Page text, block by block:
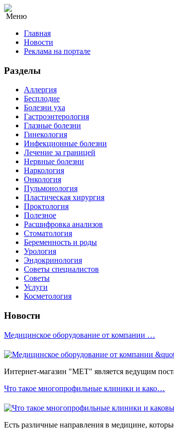
Меню
Главная
Новости
Реклама на портале
Разделы
Аллергия
Бесплодие
Болезни уха
Гастроэнтерология
Глазные болезни
Гинекология
Инфекционные болезни
Лечение за границей
Нервные болезни
Наркология
Онкология
Пульмонология
Пластическая хирургия
Проктология
Полезное
Расшифровка анализов
Стоматология
Беременность и роды
Урология
Эндокринология
Советы специалистов
Советы
Услуги
Косметология
Новости
Медицинское оборудование от компании …
Интернет-магазин "МЕТ" является ведущим
Что такое многопрофильные клиники и како…
Есть различные направления в медицине,